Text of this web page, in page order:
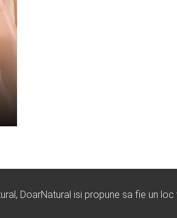
DoarNatural isi propune sa fie un